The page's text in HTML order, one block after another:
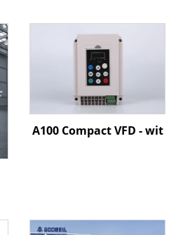
A100 Compact VFD - wit